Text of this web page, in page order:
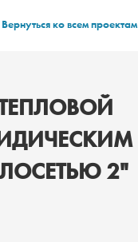
Вернуться ко всем проектам
2"